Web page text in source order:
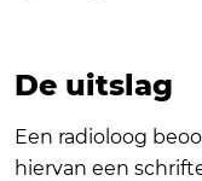
De uitslag
Een radioloog
hiervan een